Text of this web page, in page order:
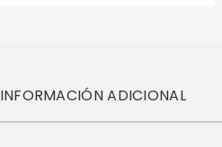
INFORMACIÓN ADICIONAL